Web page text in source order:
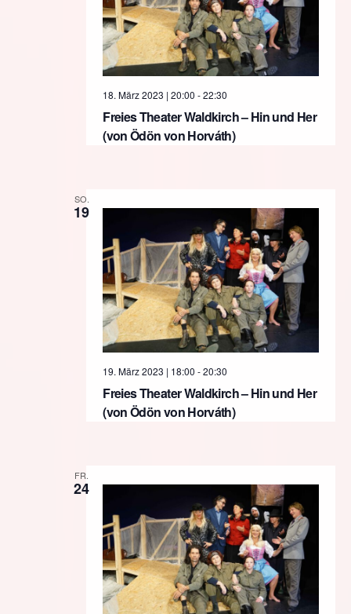
Freies Theater Waldkirch – Hin und Her
(von Ödön von Horváth)
18. März 2023 | 20:00 -22:30
SO.
19
Freies Theater Waldkirch – Hin und Her
(von Ödön von Horváth)
19. März 2023 | 18:00 -20:30
FR.
24